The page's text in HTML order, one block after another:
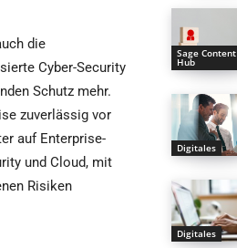
die
Cyber-Security
Schutz mehr.
zuverlässig vor
auf Enterprise-
und Cloud, mit
Risiken
Sage Content
Hub
Digitales
Digitales